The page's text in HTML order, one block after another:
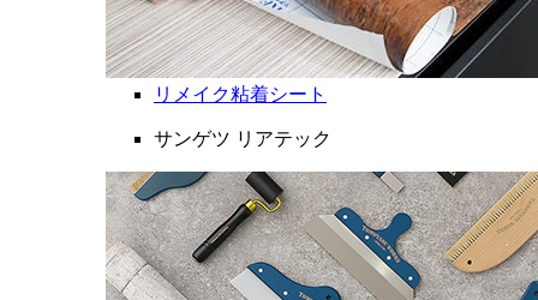
リメイク粘着シート
サンゲツ リアテック